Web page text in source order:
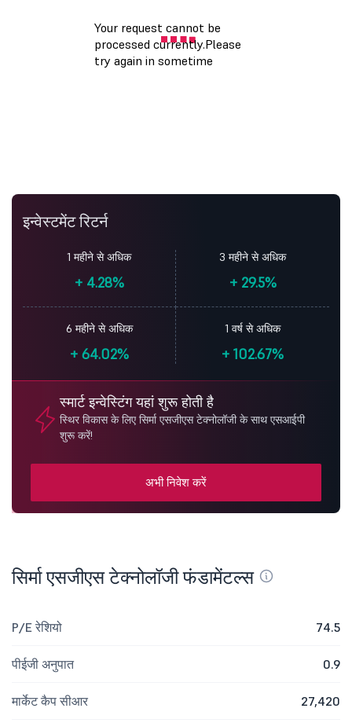
इन्वेस्टमेंट रिटर्न
1 महीने से अधिक
+4.28%
3 महीने से अधिक
+29.5%
6 महीने से अधिक
+64.02%
1 वर्ष से अधिक
+ 102.67%
स्मार्ट इन्वेस्टिंग यहां शुरू होती है
स्थिर विकास के लिए सिर्मा एसजीएस टेक्नोलॉजी के साथ एसआईपी
शुरू करें!
अभी निवेश करें
सिर्मा एसजीएस टेक्नोलॉजी फंडामेंटल्स
P/E रेशियो 74.5
पीईजी अनुपात 0.9
मार्केट कैप सीआर 27,420